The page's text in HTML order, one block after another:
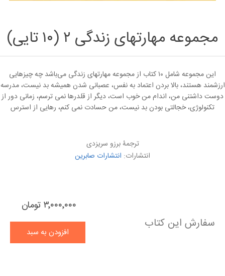
مجموعه مهارتهای زندگی ۲ (۱۰ تایی)
این مجموعه شامل ۱۰ كتاب از مجموعه مهارتهای زندگی می‌باشد چه چیزهایی
ارزشمند هستند، بالا بردن اعتماد به نفس، عصبانی شدن هميشه بد نيست، مدرسه
دوست داشتنی من، اندام من خوب است، دیگر از قلدرها نمی ترسم، زمانی دور از
تکنولوژی، خجالتی بودن بد نیست، من حسادت نمی کنم، رهایی از استرس
ترجمۀ برزو سریزدی
انتشارات: انتشارات صابرین
سفارش این کتاب
۳٬۰۰۰٬۰۰۰ تومان
افزودن به سبد